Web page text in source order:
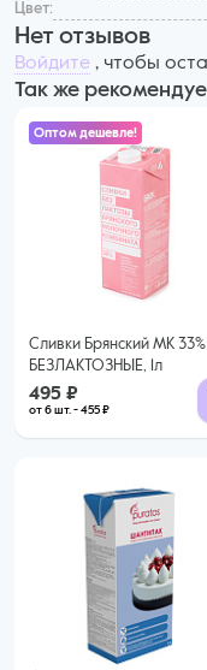
Цвет:
Нет отзывов
Войдите , чтобы
Так же
Оптом дешевле!
Сливки Брянский МК 33%
БЕЗЛАКТОЗНЫЕ, 1л
495 ₽
от 6 шт. - 455 ₽
495 ₽
455 ₽ за шт.
Купить